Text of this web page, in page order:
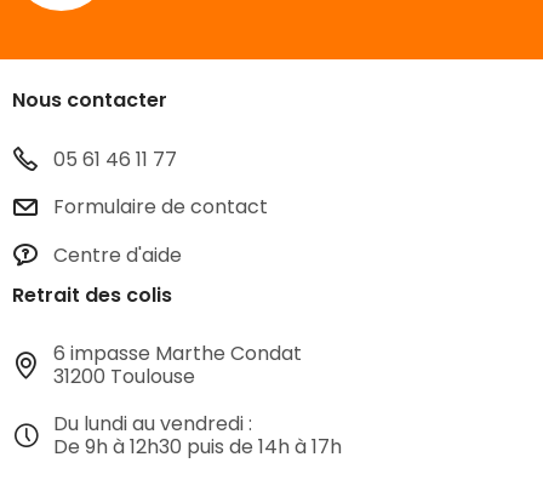
Nous contacter
05 61 46 11 77
Formulaire de contact
Centre d'aide
Retrait des colis
6 impasse Marthe Condat
31200 Toulouse
Du lundi au vendredi :
De 9h à 12h30 puis de 14h à 17h